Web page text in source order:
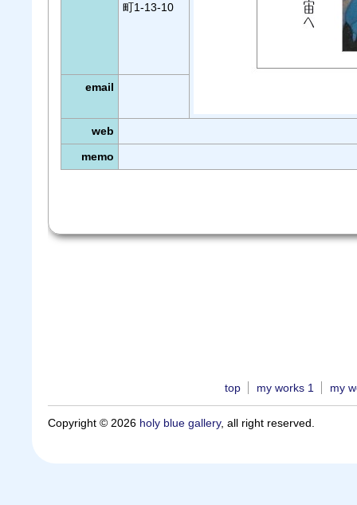
町1-13-10
email
web
memo
top my works 1 my
Copyright © 2026 holy blue gallery, all right reserved.